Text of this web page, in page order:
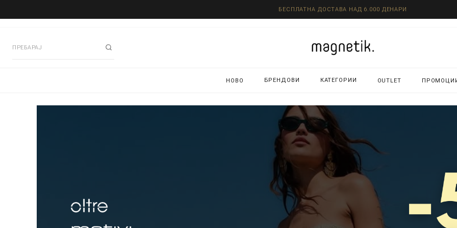
БЕСПЛАТНА ДОСТАВА НАД 6.000 ДЕНАРИ
НОВО БРЕНДОВИ КАТЕГОРИИ OUTLET